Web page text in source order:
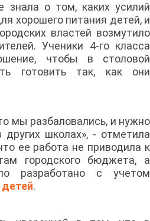
знала о том, каких усилий
хорошего питания детей, и
властей возмутило
Ученики 4-го класса
чтобы в столовой
готовить так, как они
мы разбаловались, и нужно
школах», - отметила
ее работа не приводила к
городского бюджета, а
разработано с учетом
детей.